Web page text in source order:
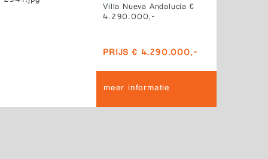
Villa Nueva Andalucía €
4.290.000,-
PRIJS € 4.290.000,-
meer informatie